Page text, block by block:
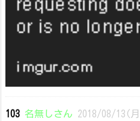
103 名無しさん 2018/08/13(